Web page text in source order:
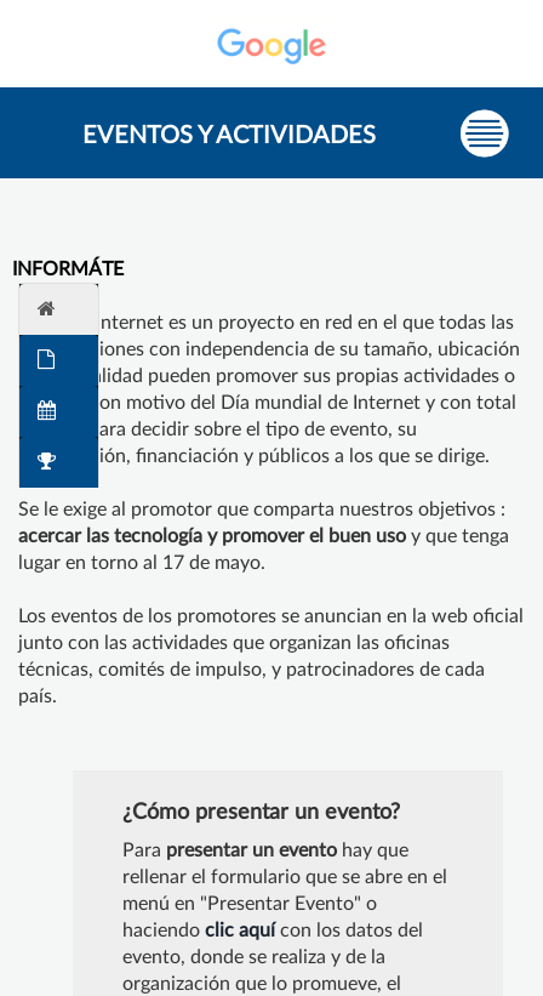
EVENTOS Y ACTIVIDADES
INFORMÁTE
El #diadeinternet es un proyecto en red en el que todas las
organizaciones con independencia de su tamaño, ubicación
o personalidad pueden promover sus propias actividades o
eventos con motivo del Día mundial de Internet y con total
libertad para decidir sobre el tipo de evento, su
organización, financiación y públicos a los que se dirige.
Se le exige al promotor que comparta nuestros objetivos :
acercar las tecnología y promover el buen uso y que tenga
lugar en torno al 17 de mayo.
Los eventos de los promotores se anuncian en la web oficial
junto con las actividades que organizan las oficinas
técnicas, comités de impulso, y patrocinadores de cada
país.
¿Cómo presentar un evento?
Para presentar un eventohay que
rellenar el formulario que se abre en el
menú en "Presentar Evento" o
haciendo clic aquícon los datos del
evento, donde se realiza y de la
organización que lo promueve, el